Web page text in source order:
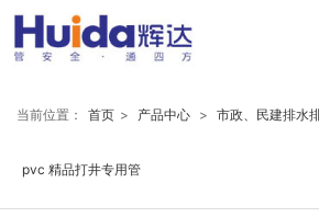
当前位置： 首页 > 产品中心 > 市政、民建排水
pvc 精品打井专用管